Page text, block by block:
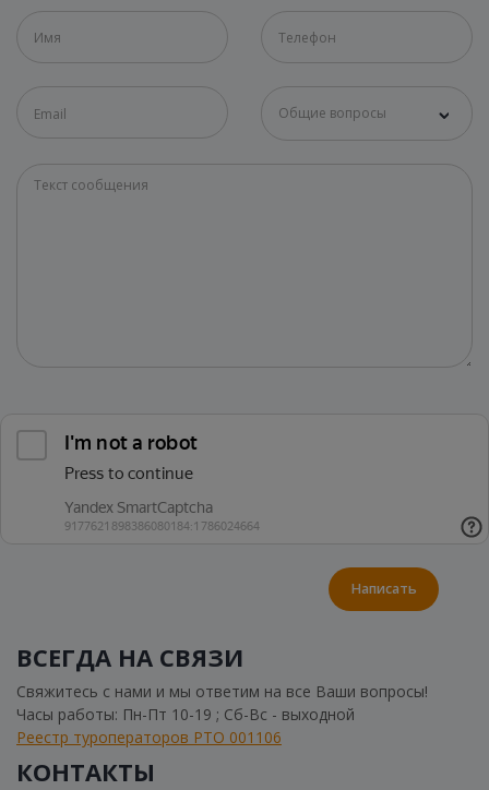
Общие вопросы
Написать
ВСЕГДА НА СВЯЗИ
Свяжитесь с нами и мы ответим на все Ваши вопросы!
Часы работы: Пн-Пт 10-19 ; Сб-Вс - выходной
Реестр туроператоров РТО 001106
КОНТАКТЫ